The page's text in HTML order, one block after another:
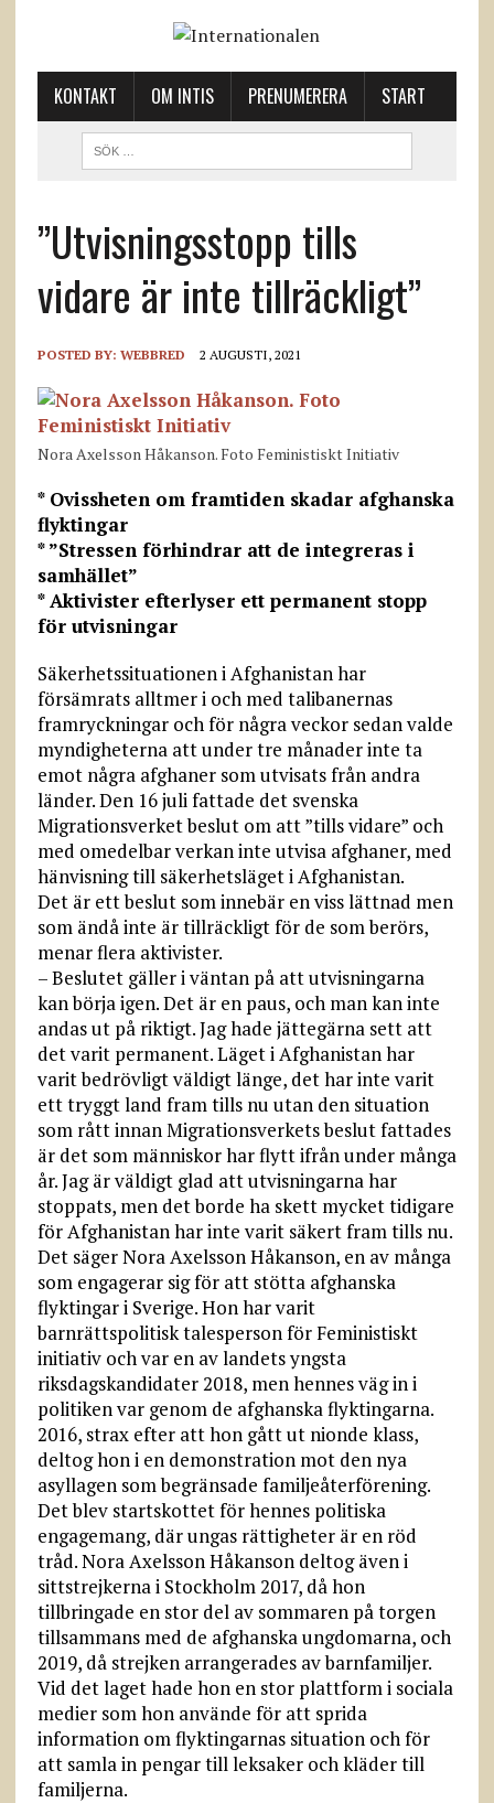
KONTAKT OM INTIS PRENUMERERA START
”Utvisningsstopp tills
vidare är inte tillräckligt”
POSTED BY: WEBBRED 2 AUGUSTI, 2021
Nora Axelsson Håkanson. Foto Feministiskt Initiativ
* Ovissheten om framtiden skadar afghanska
flyktingar
* ”Stressen förhindrar att de integreras i
samhället”
* Aktivister efterlyser ett permanent stopp
för utvisningar
Säkerhetssituationen i Afghanistan har
försämrats alltmer i och med talibanernas
framryckningar och för några veckor sedan valde
myndigheterna att under tre månader inte ta
emot några afghaner som utvisats från andra
länder. Den 16 juli fattade det svenska
Migrationsverket beslut om att ”tills vidare” och
med omedelbar verkan inte utvisa afghaner, med
hänvisning till säkerhetsläget i Afghanistan.
Det är ett beslut som innebär en viss lättnad men
som ändå inte är tillräckligt för de som berörs,
menar flera aktivister.
– Beslutet gäller i väntan på att utvisningarna
kan börja igen. Det är en paus, och man kan inte
andas ut på riktigt. Jag hade jättegärna sett att
det varit permanent. Läget i Afghanistan har
varit bedrövligt väldigt länge, det har inte varit
ett tryggt land fram tills nu utan den situation
som rått innan Migrationsverkets beslut fattades
är det som människor har flytt ifrån under många
år. Jag är väldigt glad att utvisningarna har
stoppats, men det borde ha skett mycket tidigare
för Afghanistan har inte varit säkert fram tills nu.
Det säger Nora Axelsson Håkanson, en av många
som engagerar sig för att stötta afghanska
flyktingar i Sverige. Hon har varit
barnrättspolitisk talesperson för Feministiskt
initiativ och var en av landets yngsta
riksdagskandidater 2018, men hennes väg in i
politiken var genom de afghanska flyktingarna.
2016, strax efter att hon gått ut nionde klass,
deltog hon i en demonstration mot den nya
asyllagen som begränsade familjeåterförening.
Det blev startskottet för hennes politiska
engagemang, där ungas rättigheter är en röd
tråd. Nora Axelsson Håkanson deltog även i
sittstrejkerna i Stockholm 2017, då hon
tillbringade en stor del av sommaren på torgen
tillsammans med de afghanska ungdomarna, och
2019, då strejken arrangerades av barnfamiljer.
Vid det laget hade hon en stor plattform i sociala
medier som hon använde för att sprida
information om flyktingarnas situation och för
att samla in pengar till leksaker och kläder till
familjerna.